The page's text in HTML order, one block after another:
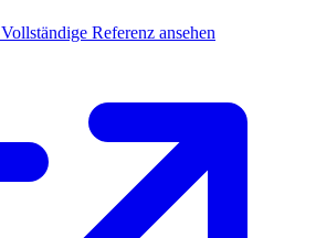
Vollständige Referenz ansehen